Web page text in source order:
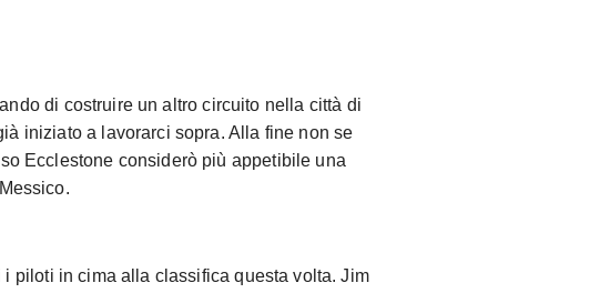
di costruire un altro circuito nella città di
iniziato a lavorarci sopra. Alla fine non se
Ecclestone considerò più appetibile una
i piloti in cima alla classifica questa volta. Jim